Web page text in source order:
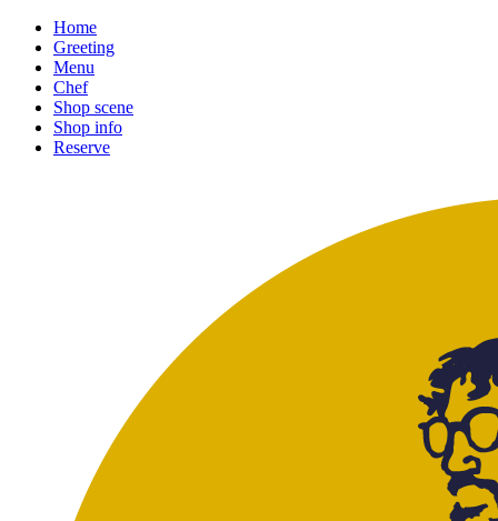
Home
Greeting
Menu
Chef
Shop scene
Shop info
Reserve